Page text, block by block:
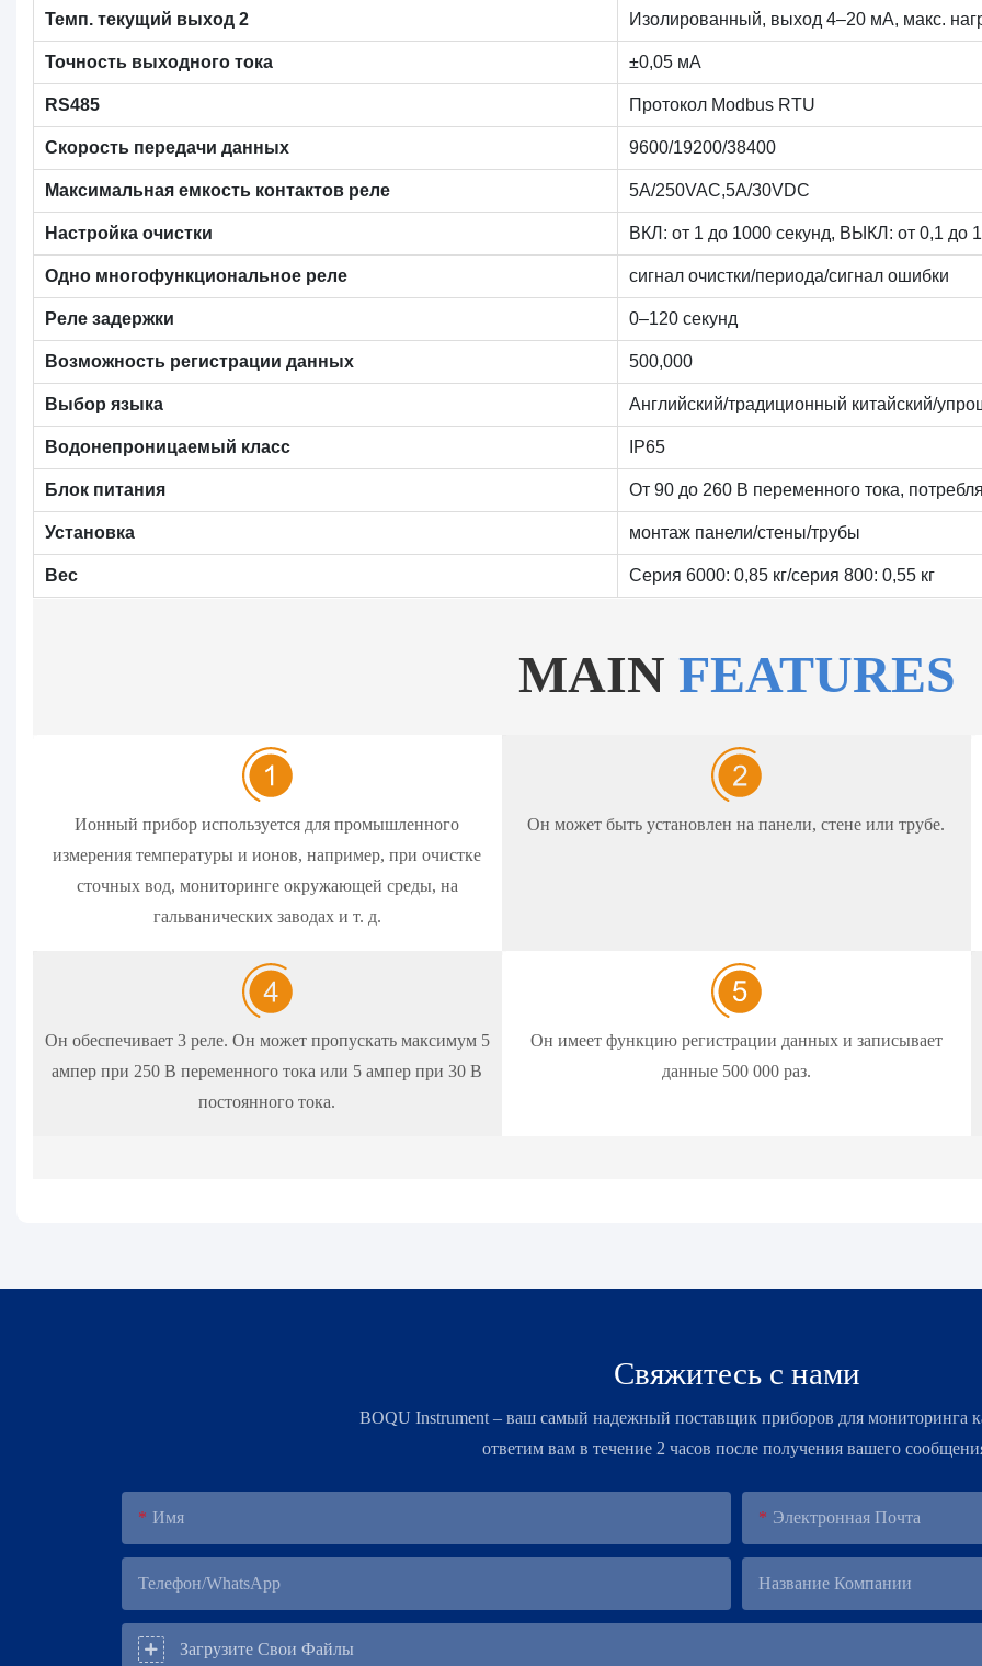
Темп. текущий выход 2 Изолированный, выход 4–20 мА, макс.
Точность выходного тока ±0,05 мА
RS485 Протокол Modbus RTU
Скорость передачи данных 9600/19200/38400
Максимальная емкость контактов реле 5A/250VAC,5A/30VDC
Настройка очистки ВКЛ: от 1 до 1000 секунд, ВЫКЛ: от 0,1 до
Одно многофункциональное реле сигнал очистки/периода/сигнал ошибки
Реле задержки 0–120 секунд
Возможность регистрации данных 500,000
Выбор языка Английский/традиционный китайский/
Водонепроницаемый класс IP65
Блок питания От 90 до 260 В переменного тока,
Установка монтаж панели/стены/трубы
Вес Серия 6000: 0,85 кг/серия 800: 0,55 кг
MAIN FEATURES
Ионный прибор используется для промышленного
измерения температуры и ионов, например, при очистке
сточных вод, мониторинге окружающей среды, на
гальванических заводах и т. д.
Он может быть установлен на панели, стене или трубе.
Он обеспечивает 3 реле. Он может пропускать максимум 5
ампер при 250 В переменного тока или 5 ампер при 30 В
постоянного тока.
Он имеет функцию регистрации данных и записывает
данные 500 000 раз.
Свяжитесь с нами
BOQU Instrument – ​​ваш самый надежный поставщик приборов для мониторинга
ответим вам в течение 2 часов после получения вашего
Имя Электронная Почта
Телефон/WhatsApp Название Компании
Загрузите Свои Файлы